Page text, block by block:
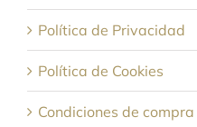
Política de Privacidad
Política de Cookies
Condiciones de compra